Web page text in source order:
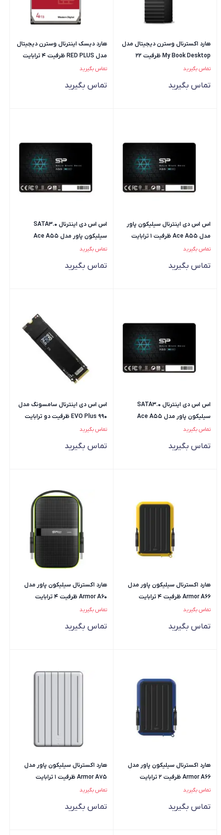
هارد اکسترنال وسترن دیجیتال مدل
My Book Desktop ظرفیت 22
ترابایت
تماس بگیرید
تماس بگیرید
هارد دیسک اینترنال وسترن دیجیتال
مدل RED PLUS ظرفیت 4 ترابایت
تماس بگیرید
تماس بگیرید
اس اس دی اینترنال سیلیکون پاور
مدل Ace A55 ظرفیت 1 ترابایت
تماس بگیرید
تماس بگیرید
اس اس دی اینترنال SATA3.0
سیلیکون پاور مدل Ace A55
ظرفیت 256 گیگابایت
تماس بگیرید
تماس بگیرید
اس اس دی اینترنال SATA3.0
سیلیکون پاور مدل Ace A55
ظرفیت 128 گیگابایت
تماس بگیرید
تماس بگیرید
اس اس دی اینترنال سامسونگ مدل
990 EVO Plus ظرفیت دو ترابایت
تماس بگیرید
تماس بگیرید
هارد اکسترنال سیلیکون پاور مدل
Armor A66 ظرفیت 4 ترابایت
تماس بگیرید
تماس بگیرید
هارد اکسترنال سیلیکون پاور مدل
Armor A60 ظرفیت 4 ترابایت
تماس بگیرید
تماس بگیرید
هارد اکسترنال سیلیکون پاور مدل
Armor A66 ظرفیت 2 ترابایت
تماس بگیرید
تماس بگیرید
هارد اکسترنال سیلیکون پاور مدل
Armor A75 ظرفیت 1 ترابایت
تماس بگیرید
تماس بگیرید